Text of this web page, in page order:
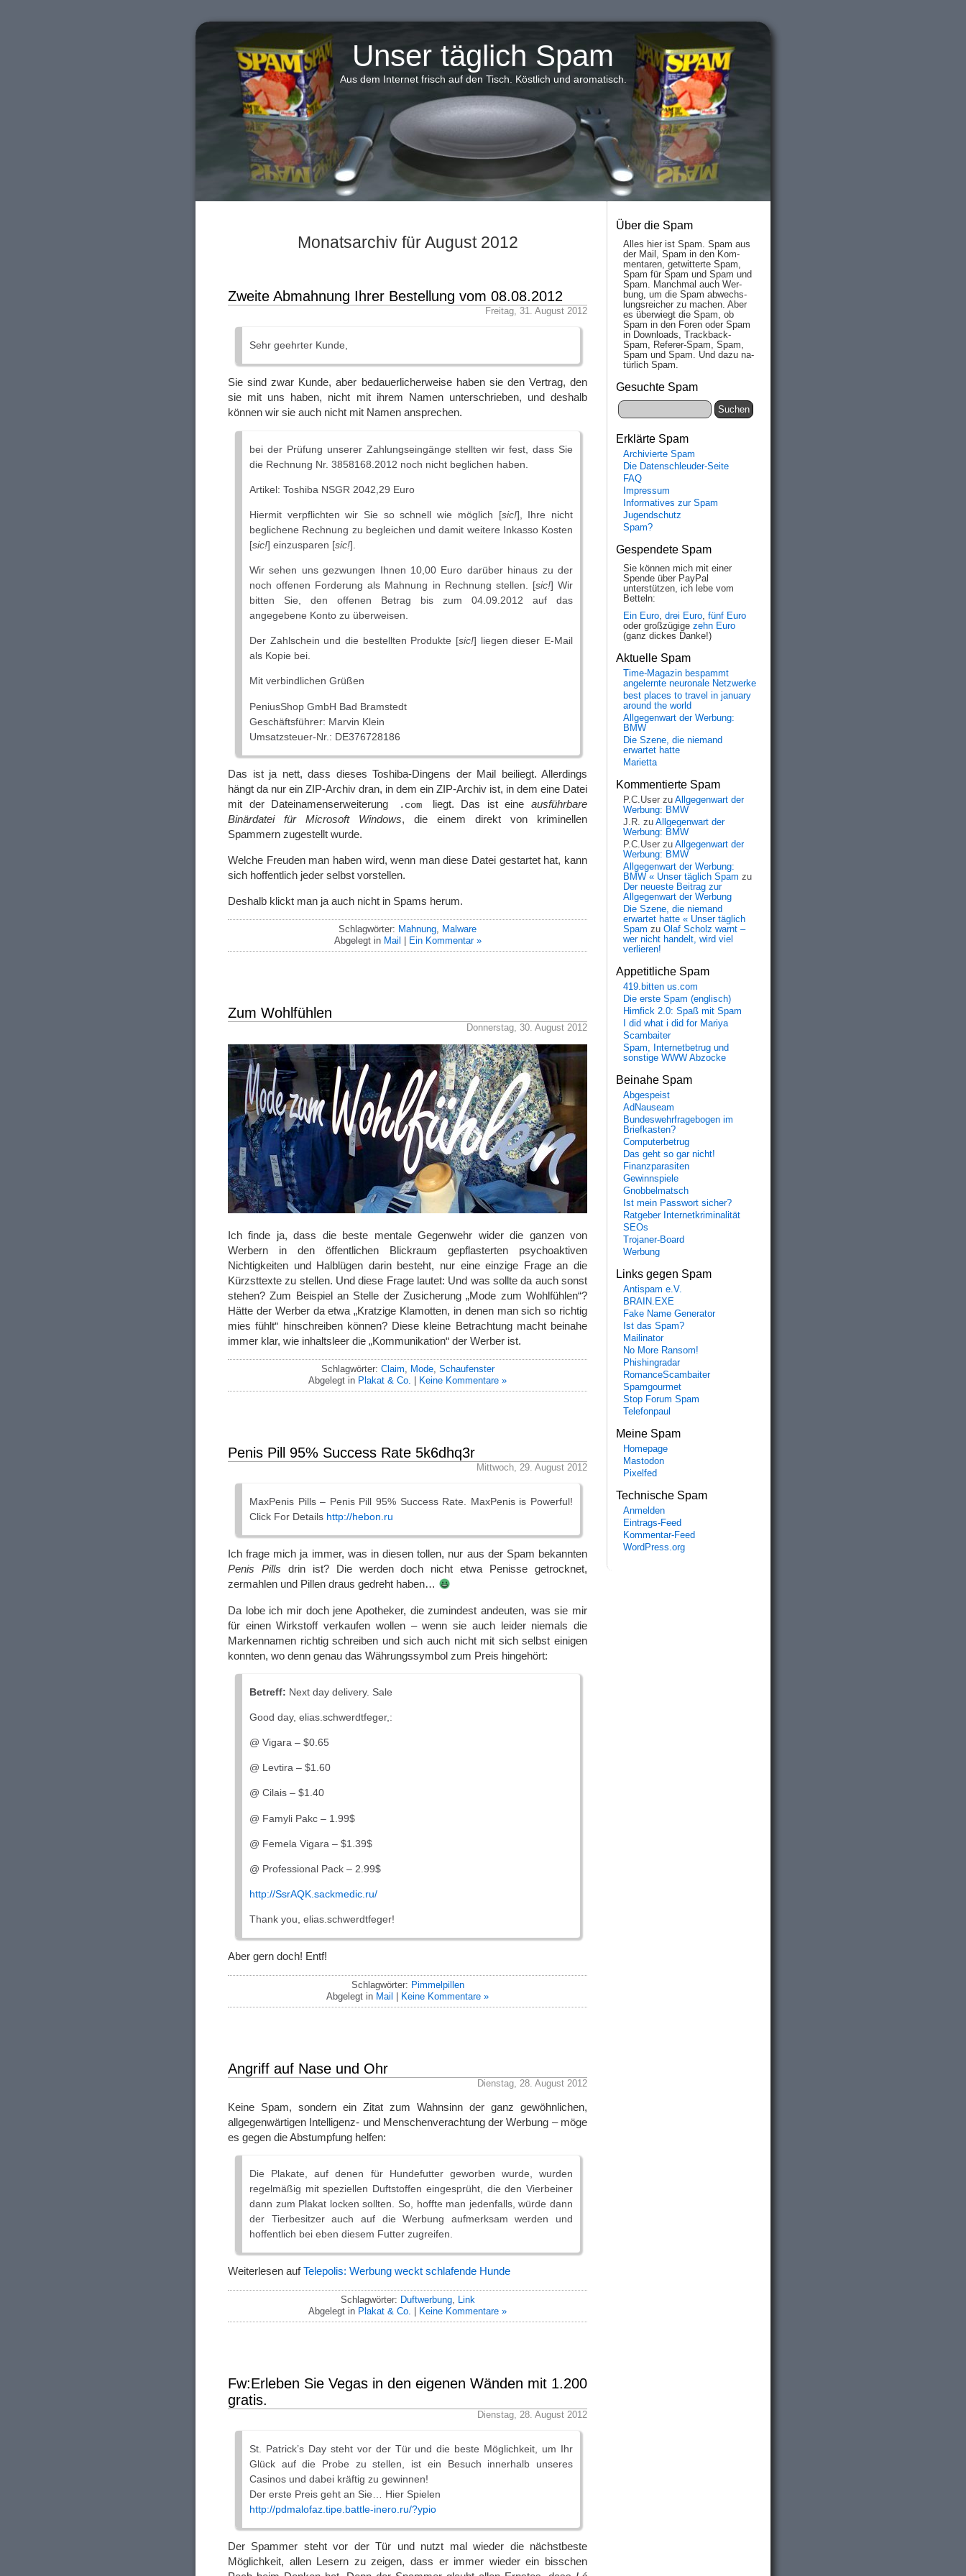
Unser täglich Spam
Aus dem Internet frisch auf den Tisch. Köstlich und aromatisch.
Monatsarchiv für August 2012
Zweite Abmahnung Ihrer Bestellung vom 08.08.2012
Freitag, 31. August 2012
Sehr geehrter Kunde,
Sie sind zwar Kunde, aber bedauerlicherweise haben sie den Vertrag, den
sie mit uns haben, nicht mit ihrem Namen unterschrieben, und deshalb
können wir sie auch nicht mit Namen ansprechen.
bei der Prüfung unserer Zahlungseingänge stellten wir fest, dass Sie
die Rechnung Nr. 3858168.2012 noch nicht beglichen haben.
Artikel: Toshiba NSGR 2042,29 Euro
Hiermit verpflichten wir Sie so schnell wie möglich [sic!], Ihre nicht
beglichene Rechnung zu begleichen und damit weitere Inkasso Kosten
[sic!] einzusparen [sic!].
Wir sehen uns gezwungen Ihnen 10,00 Euro darüber hinaus zu der
noch offenen Forderung als Mahnung in Rechnung stellen. [sic!] Wir
bitten Sie, den offenen Betrag bis zum 04.09.2012 auf das
angegebene Konto zu überweisen.
Der Zahlschein und die bestellten Produkte [sic!] liegen dieser E-Mail
als Kopie bei.
Mit verbindlichen Grüßen
PeniusShop GmbH Bad Bramstedt
Geschäftsführer: Marvin Klein
Umsatzsteuer-Nr.: DE376728186
Das ist ja nett, dass dieses Toshiba-Dingens der Mail beiliegt. Allerdings
hängt da nur ein ZIP-Archiv dran, in dem ein ZIP-Archiv ist, in dem eine Datei
mit der Dateinamenserweiterung
.com liegt. Das ist eine ausführbare
Binärdatei für Microsoft Windows, die einem direkt von kriminellen
Spammern zugestellt wurde.
Welche Freuden man haben wird, wenn man diese Datei gestartet hat, kann
sich hoffentlich jeder selbst vorstellen.
Deshalb klickt man ja auch nicht in Spams herum.
Schlagwörter: Mahnung, Malware
Abgelegt in Mail Ein Kommentar »
Zum Wohlfühlen
Donnerstag, 30. August 2012
Ich finde ja, dass die beste mentale Gegenwehr wider die ganzen von
Werbern in den öffentlichen Blickraum gepflasterten psychoaktiven
Nichtigkeiten und Halblügen darin besteht, nur eine einzige Frage an die
Kürzsttexte zu stellen. Und diese Frage lautet: Und was sollte da auch sonst
stehen? Zum Beispiel an Stelle der Zusicherung „Mode zum Wohlfühlen“?
Hätte der Werber da etwa „Kratzige Klamotten, in denen man sich so richtig
mies fühlt“ hinschreiben können? Diese kleine Betrachtung macht beinahe
immer klar, wie inhaltsleer die „Kommunikation“ der Werber ist.
Schlagwörter: Claim Mode, Schaufenster
Abgelegt in Plakat & Co. Keine Kommentare »
Penis Pill 95% Success Rate 5k6dhq3r
Mittwoch, 29. August 2012
MaxPenis Pills – Penis Pill 95% Success Rate. MaxPenis is Powerful!
Click For Details http://hebon.ru
Ich frage mich ja immer, was in diesen tollen, nur aus der Spam bekannten
Penis Pills drin ist? Die werden doch nicht etwa Penisse getrocknet,
zermahlen und Pillen draus gedreht haben…
Da lobe ich mir doch jene Apotheker, die zumindest andeuten, was sie mir
für einen Wirkstoff verkaufen wollen – wenn sie auch leider niemals die
Markennamen richtig schreiben und sich auch nicht mit sich selbst einigen
konnten, wo denn genau das Währungssymbol zum Preis hingehört:
Betreff: Next day delivery. Sale
Good day, elias.schwerdtfeger,:
@ Vigara – $0.65
@ Levtira – $1.60
@ Cilais – $1.40
@ Famyli Pakc – 1.99$
@ Femela Vigara – $1.39$
@ Professional Pack – 2.99$
http://SsrAQK.sackmedic.ru/
Thank you, elias.schwerdtfeger!
Aber gern doch! Entf!
Schlagwörter: Pimmelpillen
Abgelegt in Mail | Keine Kommentare »
Angriff auf Nase und Ohr
Dienstag, 28. August 2012
Keine Spam, sondern ein Zitat zum Wahnsinn der ganz gewöhnlichen,
allgegenwärtigen Intelligenz- und Menschenverachtung der Werbung – möge
es gegen die Abstumpfung helfen:
Die Plakate, auf denen für Hundefutter geworben wurde, wurden
regelmäßig mit speziellen Duftstoffen eingesprüht, die den Vierbeiner
dann zum Plakat locken sollten. So, hoffte man jedenfalls, würde dann
der Tierbesitzer auch auf die Werbung aufmerksam werden und
hoffentlich bei eben diesem Futter zugreifen.
Weiterlesen aufTelepolis: Werbung weckt schlafende Hunde
Schlagwörter: Duftwerbung, Link
Abgelegt in Plakat & Co. | Keine Kommentare »
Fw:Erleben Sie Vegas in den eigenen Wänden mit 1.200
gratis.
Dienstag, 28. August 2012
St. Patrick’s Day steht vor der Tür und die beste Möglichkeit, um Ihr
Glück auf die Probe zu stellen, ist ein Besuch innerhalb unseres
Casinos und dabei kräftig zu gewinnen!
Der erste Preis geht an Sie… Hier Spielen
http://pdmalofaz.tipe.battle-inero.ru/?ypio
Der Spammer steht vor der Tür und nutzt mal wieder die nächstbeste
Möglichkeit, allen Lesern zu zeigen, dass er immer wieder ein bisschen
Über die Spam
Alles hier ist Spam. Spam aus
der Mail, Spam in den Kom­
men­taren, ge­twit­ter­te Spam,
Spam für Spam und Spam und
Spam. Manch­mal auch Wer­
bung, um die Spam ab­wechs­
lungs­reich­er zu mach­en. Aber
es über­wiegt die Spam, ob
Spam in den Fo­ren oder Spam
in Down­loads, Track­back-
Spam, Re­fe­rer-Spam, Spam,
Spam und Spam. Und da­zu na­
tür­lich Spam.
Gesuchte Spam
Erklärte Spam
Archivierte Spam
Die Datenschleuder-Seite
FAQ
Impressum
Informatives zur Spam
Jugendschutz
Spam?
Gespendete Spam
Sie können mich mit einer
Spende über PayPal
unterstützen, ich lebe vom
Betteln:
Ein Euro, drei Euro, fünf Euro
oder großzügige zehn Euro
(ganz dickes Danke!)
Aktuelle Spam
Time-Magazin bespammt
angelernte neuronale Netzwerke
best places to travel in january
around the world
Allgegenwart der Werbung:
BMW
Die Szene, die niemand
erwartet hatte
Marietta
Kommentierte Spam
P.C.User zu Allgegenwart der
Werbung: BMW
J.R. zu Allgegenwart der
Werbung: BMW
P.C.User zu Allgegenwart der
Werbung: BMW
Allgegenwart der Werbung:
BMW « Unser täglich Spam zu
Der neueste Beitrag zur
Allgegenwart der Werbung
Die Szene, die niemand
erwartet hatte « Unser täglich
Spam zu Olaf Scholz warnt –
wer nicht handelt, wird viel
verlieren!
Appetitliche Spam
419.bitten us.com
Die erste Spam (englisch)
Hirnfick 2.0: Spaß mit Spam
I did what i did for Mariya
Scambaiter
Spam, Internetbetrug und
sonstige WWW Abzocke
Beinahe Spam
Abgespeist
AdNauseam
Bundeswehrfragebogen im
Briefkasten?
Computerbetrug
Das geht so gar nicht!
Finanzparasiten
Gewinnspiele
Gnobbelmatsch
Ist mein Passwort sicher?
Ratgeber Internetkriminalität
SEOs
Trojaner-Board
Werbung
Links gegen Spam
Antispam e.V.
BRAIN.EXE
Fake Name Generator
Ist das Spam?
Mailinator
No More Ransom!
Phishingradar
RomanceScambaiter
Spamgourmet
Stop Forum Spam
Telefonpaul
Meine Spam
Homepage
Mastodon
Pixelfed
Technische Spam
Anmelden
Eintrags-Feed
Kommentar-Feed
WordPress.org